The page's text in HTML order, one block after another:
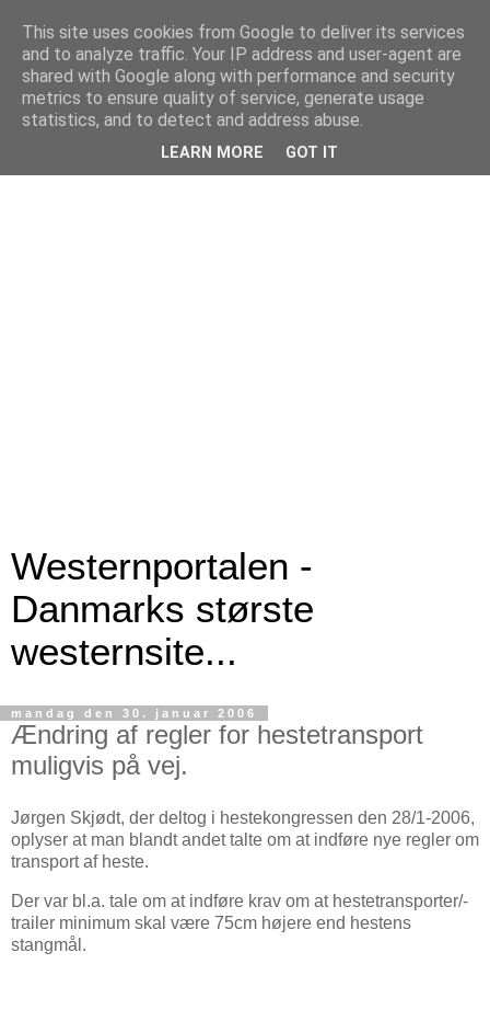
Westernportalen -
Danmarks største
westernsite...
mandag den 30. januar 2006
Ændring af regler for hestetransport
muligvis på vej.
Jørgen Skjødt, der deltog i hestekongressen den 28/1-2006,
oplyser at man blandt andet talte om at indføre nye regler om
transport af heste.
Der var bl.a. tale om at indføre krav om at hestetransporter/-
trailer minimum skal være 75cm højere end hestens
stangmål.
This site uses cookies from Google to deliver its services
and to analyze traffic. Your IP address and user-agent are
shared with Google along with performance and security
metrics to ensure quality of service, generate usage
statistics, and to detect and address abuse.
LEARN MORE GOT IT